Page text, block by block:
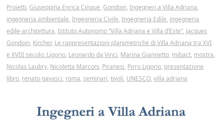
Proietti, Giuseppina Enrica Cinque, Gondoin,Ingegneri a Villa Adriana,
ingegneria ambientale,Ingegneria Civile,Ingegneria Edile, ingegneria
edile-architettura,Istituto Autonomo “Villa Adriana e Villa d’Este”, Jacques
Gondoin, Kircher, Le rappresentazioni planimetriche di Villa Adriana tra XVI
e XVIII secolo: Ligorio, Leonardo da Vinci, Marina Giannetto, mibact, mostra,
Nicolas Laubry, Nicoletta Marconi, Piranesi, Pirro Ligorio, presentazione
libro, renato gavasci, roma,seminari,tivoli, UNESCO,villa adriana